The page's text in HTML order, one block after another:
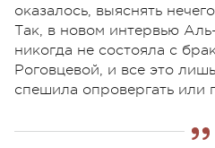
оказалось, выяснять
Так, в новом интервью
никогда не состояла с
Роговцевой, и все это
спешила опровергать или